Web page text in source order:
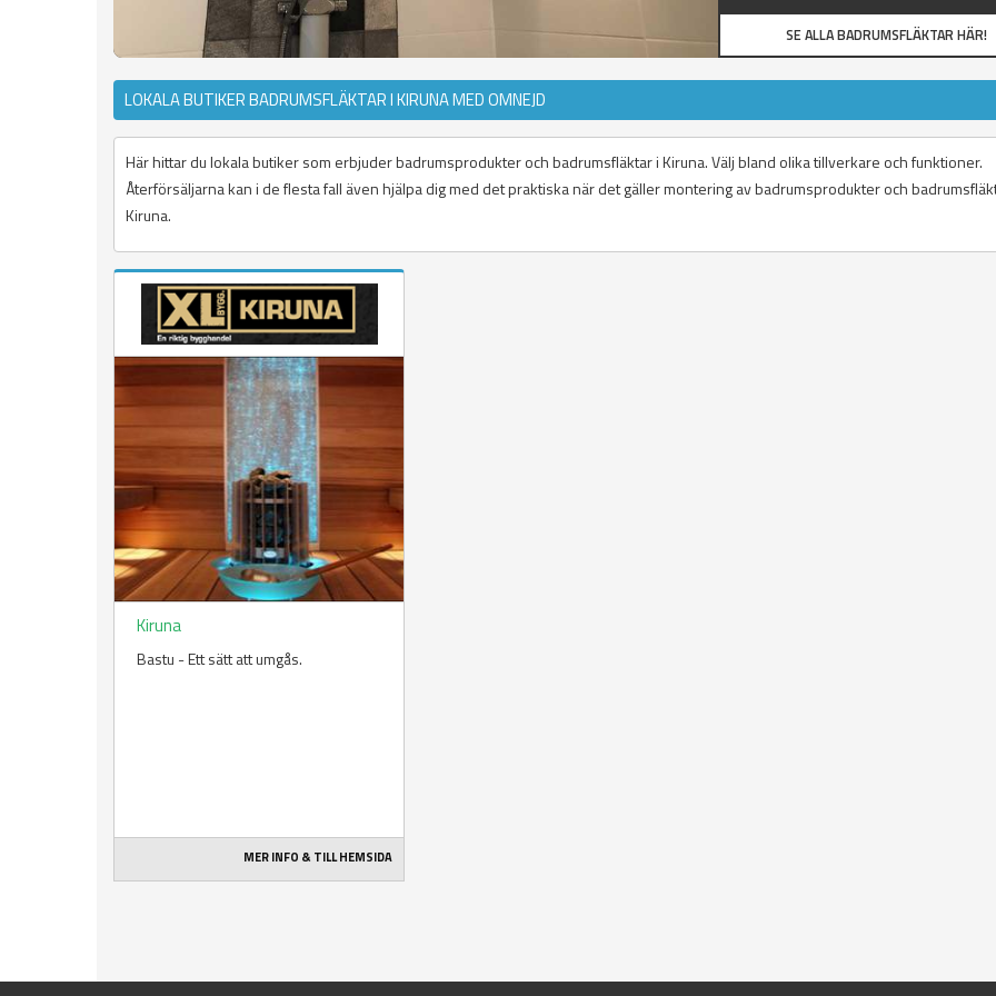
SE ALLA BADRUMSFLÄKTAR HÄR!
LOKALA BUTIKER BADRUMSFLÄKTAR I KIRUNA MED OMNEJD
Här hittar du lokala butiker som erbjuder badrumsprodukter och badrumsfläktar i Kiruna. Välj bland olika tillverkare och funktioner.
Återförsäljarna kan i de flesta fall även hjälpa dig med det praktiska när det gäller montering av badrumsprodukter och
Kiruna.
Kiruna
Bastu - Ett sätt att umgås.
MER INFO & TILL HEMSIDA